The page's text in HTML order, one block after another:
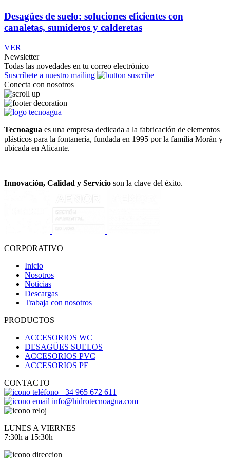
Desagües de suelo: soluciones eficientes con
canaletas, sumideros y calderetas
VER
Newsletter
Todas las novedades en tu correo electrónico
Suscríbete a nuestro mailing
Conecta con nosotros
Tecnoagua es una empresa dedicada a la fabricación de elementos
plásticos para la fontanería, fundada en 1995 por la familia Morán y
ubicada en Alicante.
Innovación, Calidad y Servicio son la clave del éxito.
CORPORATIVO
Inicio
Nosotros
Noticias
Descargas
Trabaja con nosotros
PRODUCTOS
ACCESORIOS WC
DESAGÜES SUELOS
ACCESORIOS PVC
ACCESORIOS PE
CONTACTO
+34 965 672 611
info@hidrotecnoagua.com
LUNES A VIERNES
7:30h a 15:30h